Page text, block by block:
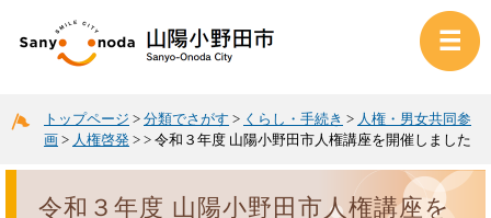
トップページ > 分類でさがす > くらし・手続き > 人権・男女共同参
画 > 人権啓発 > > 令和３年度 山陽小野田市人権講座を開催しました
令和３年度 山陽小野田市人権講座を